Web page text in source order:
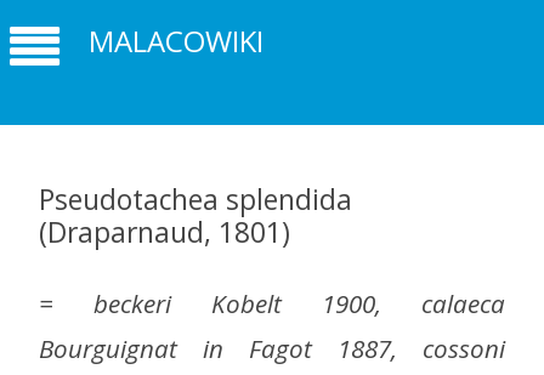
MALACOWIKI
Pseudotachea splendida
(Draparnaud, 1801)
= beckeri Kobelt 1900, calaeca
Bourguignat in Fagot 1887, cossoni